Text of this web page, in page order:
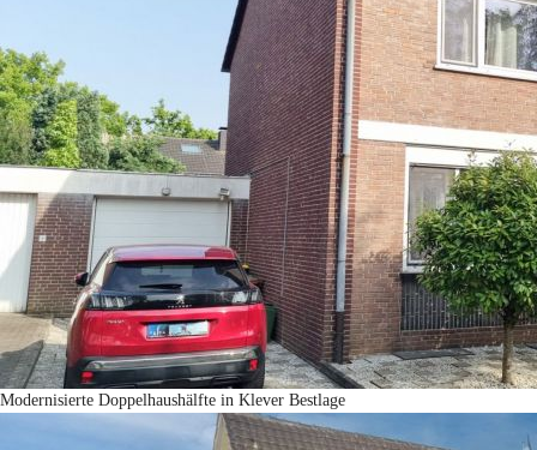
Modernisierte Doppelhaushälfte in Klever Bestlage